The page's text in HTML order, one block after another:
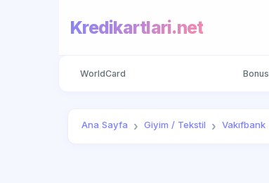
Kredikartlari.net
WorldCard Bonus
Ana Sayfa Giyim / Tekstil Vakıfbank